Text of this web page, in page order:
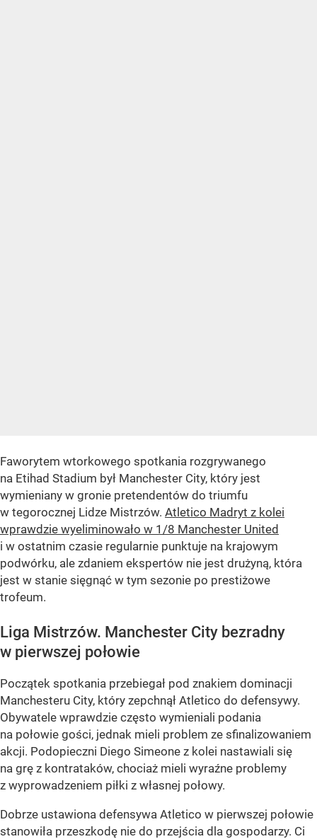
Faworytem wtorkowego spotkania rozgrywanego
na Etihad Stadium był Manchester City, który jest
wymieniany w gronie pretendentów do triumfu
w tegorocznej Lidze Mistrzów. Atletico Madryt z kolei
wprawdzie wyeliminowało w 1/8 Manchester United
i w ostatnim czasie regularnie punktuje na krajowym
podwórku, ale zdaniem ekspertów nie jest drużyną, która
jest w stanie sięgnąć w tym sezonie po prestiżowe
trofeum.
Liga Mistrzów. Manchester City bezradny
w pierwszej połowie
Początek spotkania przebiegał pod znakiem dominacji
Manchesteru City, który zepchnął Atletico do defensywy.
Obywatele wprawdzie często wymieniali podania
na połowie gości, jednak mieli problem ze sfinalizowaniem
akcji. Podopieczni Diego Simeone z kolei nastawiali się
na grę z kontrataków, chociaż mieli wyraźne problemy
z wyprowadzeniem piłki z własnej połowy.
Dobrze ustawiona defensywa Atletico w pierwszej połowie
stanowiła przeszkodę nie do przejścia dla gospodarzy. Ci